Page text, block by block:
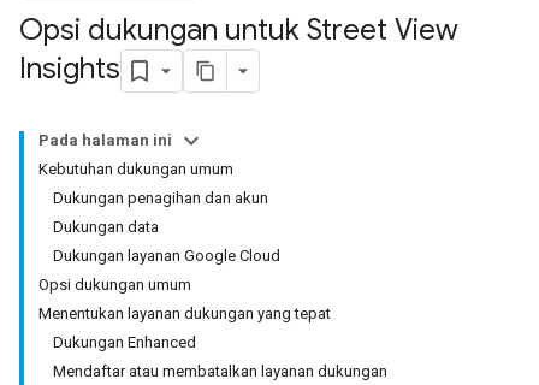
Opsi dukungan untuk Street View
Insights
Pada halaman ini
Kebutuhan dukungan umum
Dukungan penagihan dan akun
Dukungan data
Dukungan layanan Google Cloud
Opsi dukungan umum
Menentukan layanan dukungan yang tepat
Dukungan Enhanced
Mendaftar atau membatalkan layanan dukungan